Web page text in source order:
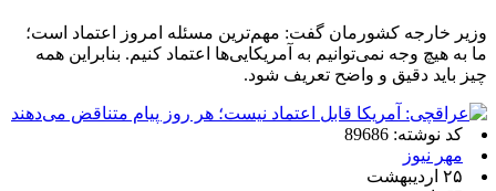
وزیر خارجه کشورمان گفت: مهم‌ترین مسئله امروز اعتماد است؛
ما به هیچ وجه نمی‌توانیم به آمریکایی‌ها اعتماد کنیم. بنابراین همه
چیز باید دقیق و واضح تعریف شود.
کد نوشته: 89686
مهر نیوز
۲۵ اردیبهشت